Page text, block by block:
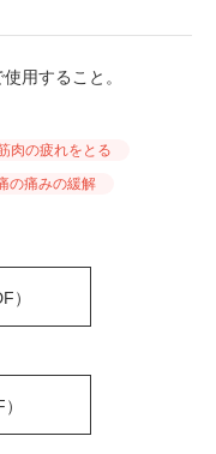
用すること。
肉の疲れをとる
の痛みの緩解
）